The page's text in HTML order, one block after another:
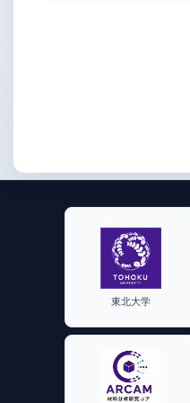
東北大学